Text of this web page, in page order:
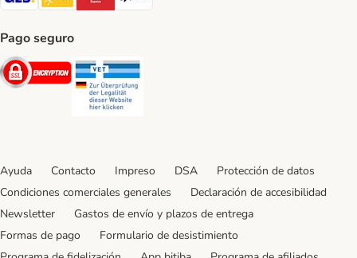
Pago seguro
Security
Ayuda Contacto Impreso DSA
Protección de datos
Condiciones comerciales generales
Declaración de accesibilidad
Newsletter
Gastos de envío y plazos de entrega
Formas de pago
Formulario de desistimiento